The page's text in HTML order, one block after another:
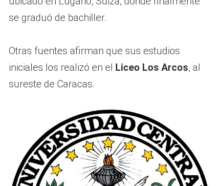
se graduó de bachiller.
Otras fuentes afirman que sus estudios
iniciales los realizó en el Liceo Los Arcos, al
sureste de Caracas.